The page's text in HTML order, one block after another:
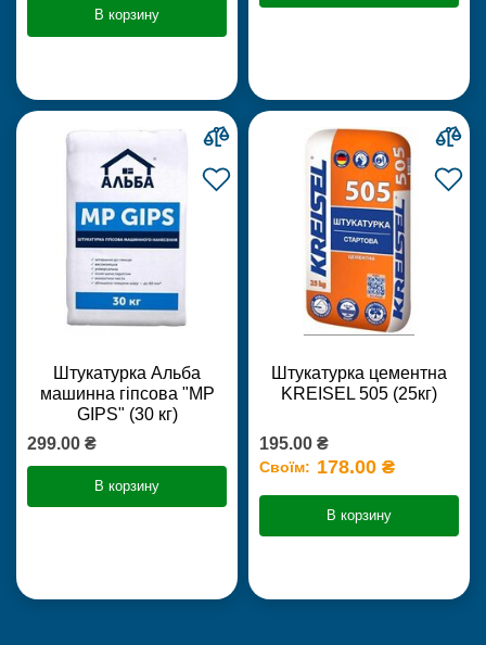
В корзину
Штукатурка Альба
машинна гіпсова "MP
GIPS" (30 кг)
299.00 ₴
В корзину
Штукатурка цементна
KREISEL 505 (25кг)
195.00 ₴
Своїм: 178.00 ₴
В корзину